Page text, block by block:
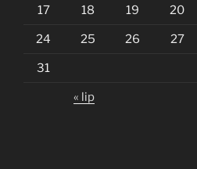
17 18 19 20
24 25 26 27
31
« lip